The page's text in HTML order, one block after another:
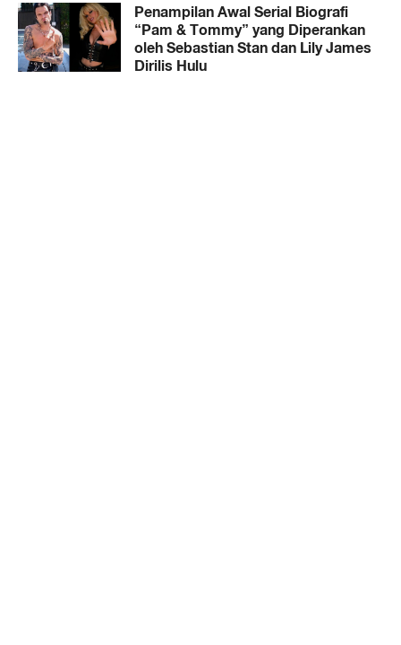
Penampilan Awal Serial Biografi
“Pam & Tommy” yang Diperankan
oleh Sebastian Stan dan Lily James
Dirilis Hulu